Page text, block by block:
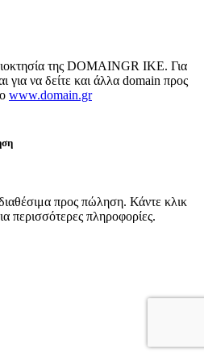
της DOMAINGR ΙΚΕ. Για
για να δείτε και άλλα domain προς
www.domain.gr
προς πώληση. Κάντε κλικ
περισσότερες πληροφορίες.